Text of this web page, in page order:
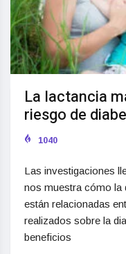
La lactancia
riesgo de
1040
Las investigaciones
nos muestra cómo la
están relacionadas
realizados sobre la
beneficios